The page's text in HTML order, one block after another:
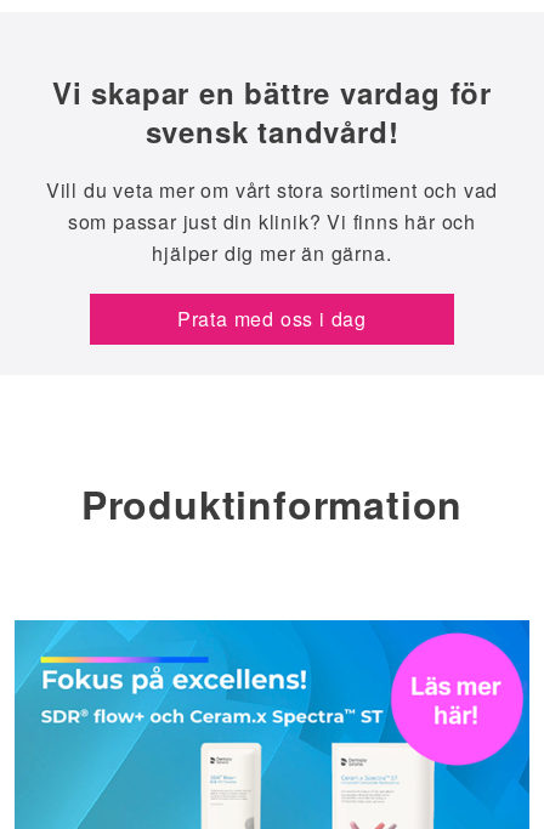
Vi skapar en bättre vardag för
svensk tandvård!
Vill du veta mer om vårt stora sortiment och vad
som passar just din klinik? Vi finns här och
hjälper dig mer än gärna.
Prata med oss i dag
Produktinformation